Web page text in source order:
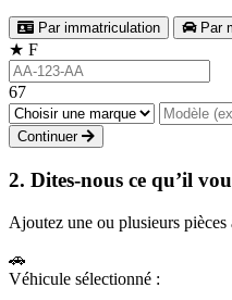
Par immatriculation Par
★ F
67
Continuer
2. Dites-nous ce qu’il
Ajoutez une ou plusieurs pièces
🚗
Véhicule sélectionné :